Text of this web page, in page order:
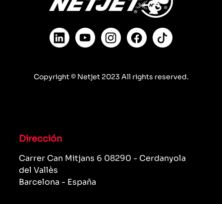
Copyright © Netjet 2023 All rights reserved.
Dirección
Carrer Can Mitjans 6 08290 - Cerdanyola
del Vallès
Barcelona - España